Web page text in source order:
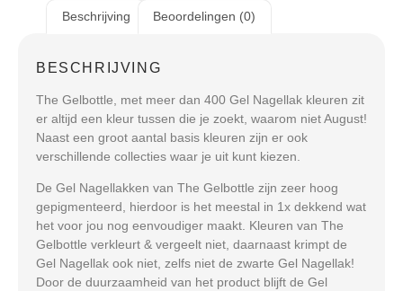
Beschrijving Beoordelingen (0)
BESCHRIJVING
The Gelbottle, met meer dan 400 Gel Nagellak kleuren zit
er altijd een kleur tussen die je zoekt, waarom niet August!
Naast een groot aantal basis kleuren zijn er ook
verschillende collecties waar je uit kunt kiezen.
De Gel Nagellakken van The Gelbottle zijn zeer hoog
gepigmenteerd, hierdoor is het meestal in 1x dekkend wat
het voor jou nog eenvoudiger maakt. Kleuren van The
Gelbottle verkleurt & vergeelt niet, daarnaast krimpt de
Gel Nagellak ook niet, zelfs niet de zwarte Gel Nagellak!
Door de duurzaamheid van het product blijft de Gel